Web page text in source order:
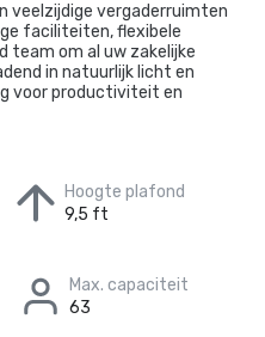
veelzijdige vergaderruimten
faciliteiten, flexibele
team om al uw zakelijke
in natuurlijk licht en
voor productiviteit en
Hoogte plafond
9,5 ft
Max. capaciteit
63